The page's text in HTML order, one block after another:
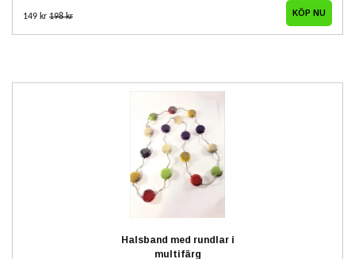
149 kr 198 kr
Halsband med rundlar i
multifärg